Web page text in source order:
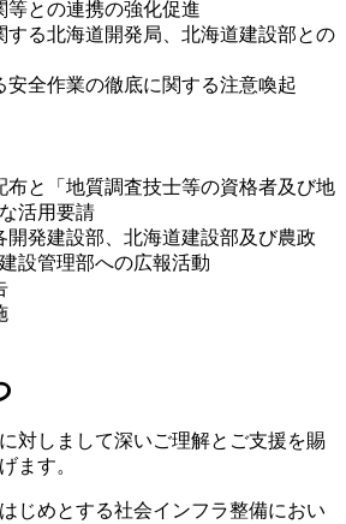
等との連携の強化促進
する北海道開発局、北海道建設部との
安全作業の徹底に関する注意喚起
布と「地質調査技士等の資格者及び地
活用要請
開発建設部、北海道建設部及び農政
設管理部への広報活動
対しまして深いご理解とご支援を賜
ます。
じめとする社会インフラ整備におい